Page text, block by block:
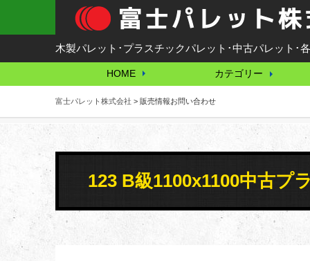
木製パレット･プラスチックパレット･中古パレット･
HOME カテゴリー
富士パレット株式会社 > 販売情報お問い合わせ
123 B級1100x1100中古